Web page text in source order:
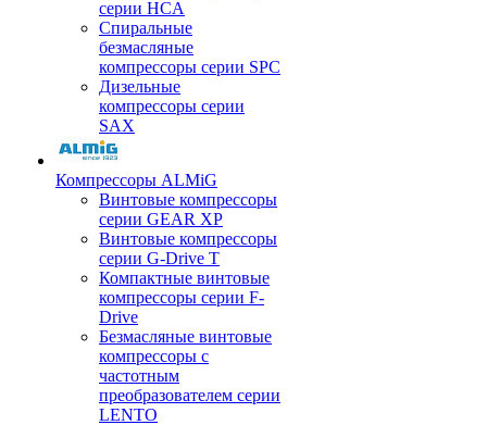
серии HCA
Спиральные
безмасляные
компрессоры серии SPC
Дизельные
компрессоры серии
SAX
Компрессоры ALMiG
Винтовые компрессоры
серии GEAR XP
Винтовые компрессоры
серии G-Drive T
Компактные винтовые
компрессоры серии F-
Drive
Безмасляные винтовые
компрессоры с
частотным
преобразователем серии
LENTO